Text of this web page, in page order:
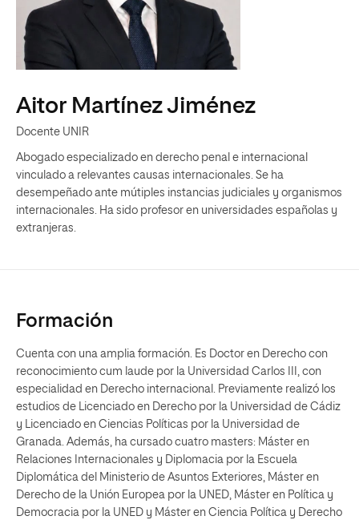
Aitor Martínez Jiménez
Docente UNIR
Abogado especializado en derecho penal e internacional
vinculado a relevantes causas internacionales. Se ha
desempeñado ante mútiples instancias judiciales y organismos
internacionales. Ha sido profesor en universidades españolas y
extranjeras.
Formación
Cuenta con una amplia formación. Es Doctor en Derecho con
reconocimiento cum laude por la Universidad Carlos III, con
especialidad en Derecho internacional. Previamente realizó los
estudios de Licenciado en Derecho por la Universidad de Cádiz
y Licenciado en Ciencias Políticas por la Universidad de
Granada. Además, ha cursado cuatro masters: Máster en
Relaciones Internacionales y Diplomacia por la Escuela
Diplomática del Ministerio de Asuntos Exteriores, Máster en
Derecho de la Unión Europea por la UNED, Máster en Política y
Democracia por la UNED y Máster en Ciencia Política y Derecho